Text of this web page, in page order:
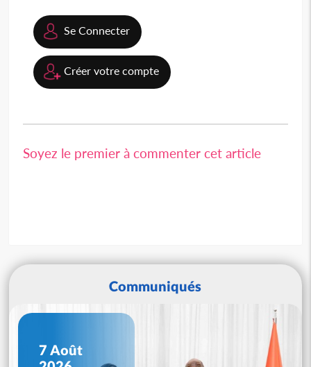
Se Connecter
Créer votre compte
Soyez le premier à commenter cet article
Communiqués
7 Août